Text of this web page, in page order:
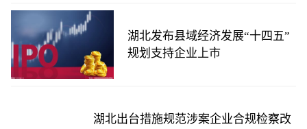
湖北发布县域经济发展“十四五”
规划支持企业上市
湖北出台措施规范涉案企业合规检察改